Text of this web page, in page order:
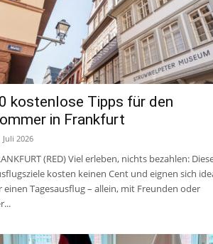
kostenlose Tipps für den
in Frankfurt
Juli 2026
(RED) Viel erleben, nichts bezahlen:
kosten keinen Cent und eignen sich
einen Tagesausflug – allein, mit Freunden oder